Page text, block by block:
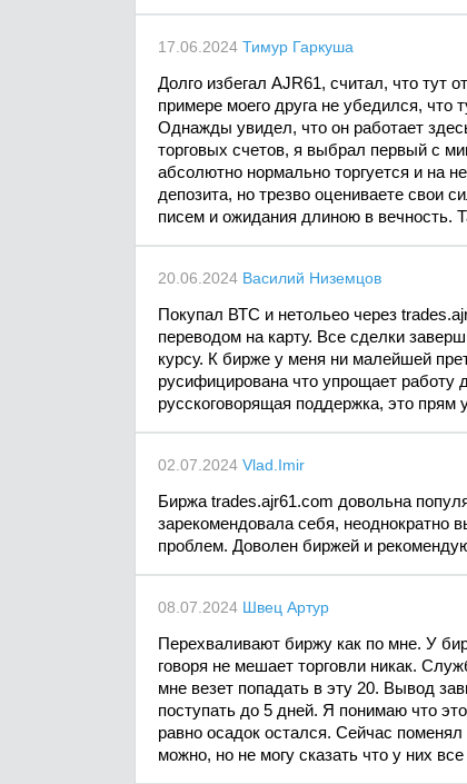
17.06.2024 Тимур Гаркуша
Долго избегал AJR61, считал, что тут
примере моего друга не убедился, что
Однажды увидел, что он работает
торговых счетов, я выбрал первый с
абсолютно нормально торгуется и на
депозита, но трезво оцениваете свои
писем и ожидания длиною в вечность.
20.06.2024 Василий Низемцов
Покупал ВТС и нетольео через
переводом на карту. Все сделки
курсу. К бирже у меня ни малейшей
русифицирована что упрощает работу
русскоговорящая поддержка, это прям
02.07.2024 Vlad.Imir
Биржа trades.ajr61.com довольна
зарекомендовала себя, неоднократно
проблем. Доволен биржей и
08.07.2024 Швец Артур
Перехваливают биржу как по мне. У
говоря не мешает торговли никак.
мне везет попадать в эту 20. Вывод
поступать до 5 дней. Я понимаю что
равно осадок остался. Сейчас
можно, но не могу сказать что у них